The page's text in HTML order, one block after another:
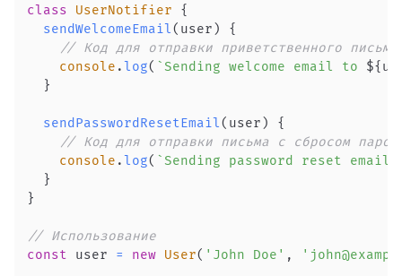
class
UserNotifier
{
sendWelcomeEmail( user )
{
// Код для отправки приветственного письма
console .log( ` Sending welcome email to ${
}
sendPasswordResetEmail( user )
{
// Код для отправки письма с сбросом
console .log( ` Sending password reset
}
}
// Использование
const user = new User( 'John Doe' ,